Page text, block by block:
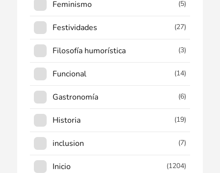
Feminismo (5)
Festividades (27)
Filosofía humorística (3)
Funcional (14)
Gastronomía (6)
Historia (19)
inclusion (7)
Inicio (1204)